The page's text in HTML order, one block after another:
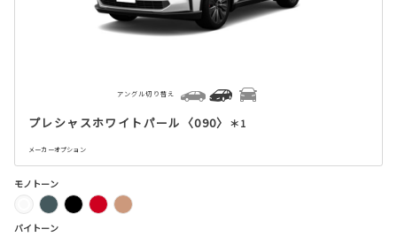
プレシャスホワイトパール〈090〉 ＊1
メーカーオプション
アングル切り替え
モノトーン
バイトーン